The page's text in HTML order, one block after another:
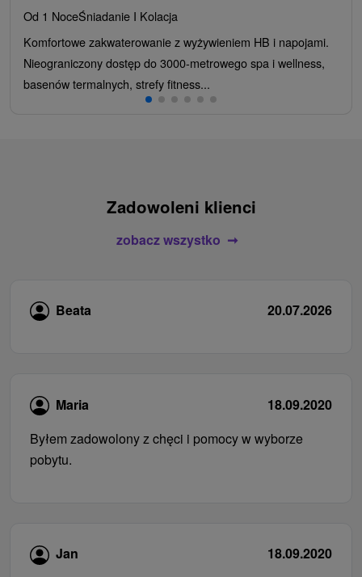
Od 1 NoceŚniadanie I Kolacja
Komfortowe zakwaterowanie z wyżywieniem HB i napojami.
Nieograniczony dostęp do 3000-metrowego spa i wellness,
basenów termalnych, strefy fitness...
Zadowoleni klienci
zobacz wszystko
Beata 20.07.2026
Maria
18.09.2020
Byłem zadowolony z chęci i pomocy w wyborze
pobytu.
Jan
18.09.2020